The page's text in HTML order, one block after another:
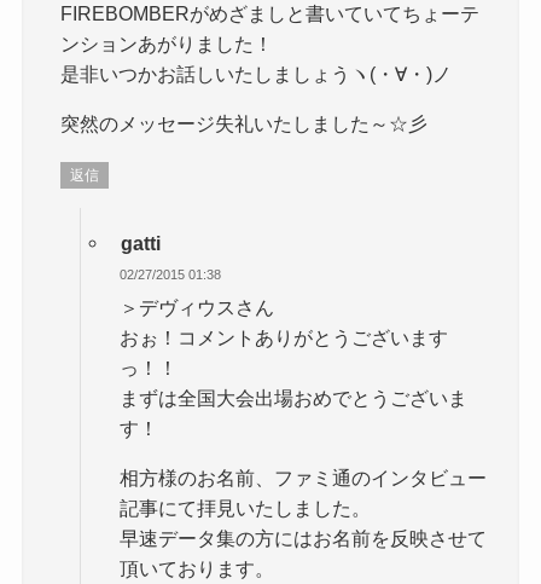
FIREBOMBERがめざましと書いていてちょーテ
ンションあがりました！
是非いつかお話しいたしましょうヽ(・∀・)ノ
突然のメッセージ失礼いたしました～☆彡
返信
gatti
02/27/2015 01:38
＞デヴィウスさん
おぉ！コメントありがとうございます
っ！！
まずは全国大会出場おめでとうございま
す！
相方様のお名前、ファミ通のインタビュー
記事にて拝見いたしました。
早速データ集の方にはお名前を反映させて
頂いております。